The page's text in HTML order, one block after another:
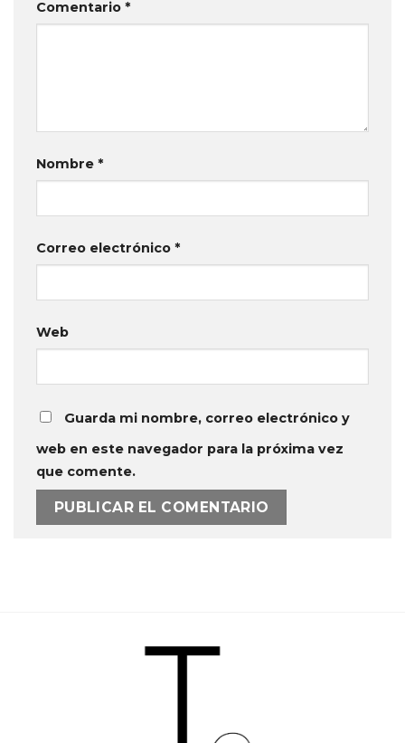
Comentario *
Nombre *
Correo electrónico *
Web
Guarda mi nombre, correo electrónico y
web en este navegador para la próxima vez
que comente.